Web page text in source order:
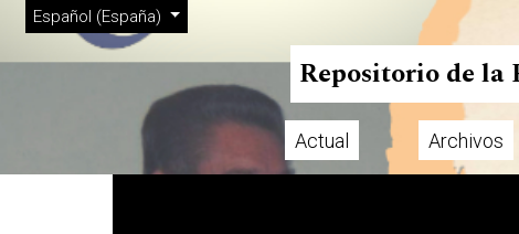
Ir al menú de navegación principal
Ir al contenido principal
Ir al pie de página del sitio
Cambiar el idioma. El actual es:
Español (España)
Menú de administración
Repositorio de
Menú principal Actual Archivos